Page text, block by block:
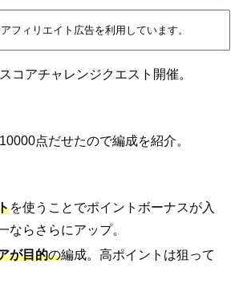
フィリエイト広告を利用しています。
コアチャレンジクエスト開催。
点だせたので編成を紹介。
を使うことでポイントボーナスが入
ならさらにアップ。
が目的の編成。高ポイントは狙って